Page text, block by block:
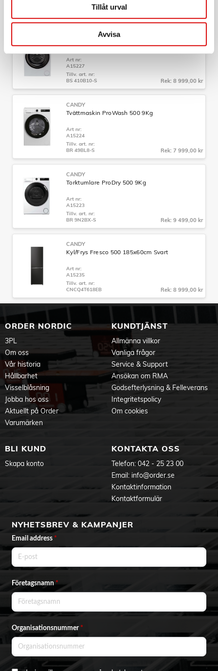
Tillåt urval
Avvisa
Tillv. art. nr:
CNCQ4T618EX
Tvättmaskin ProWash 700 10Kg
Art nr:
A15227
Tillv. art. nr:
BS 410B10-S
Rek: 8 999,00 kr
CANDY
Tvättmaskin ProWash 500 9Kg
Art nr:
A15224
Tillv. art. nr:
BR 49BL8-S
Rek: 7 999,00 kr
CANDY
Torktumlare ProDry 500 9Kg
Art nr:
A15223
Tillv. art. nr:
BR 9N2BX-S
Rek: 9 499,00 kr
CANDY
Kyl/Frys Fresco 500 185x60cm Svart
Art nr:
A15235
Tillv. art. nr:
CNCQ4T618EB
Rek: 8 999,00 kr
ORDER NORDIC
3PL
Om oss
Vår historia
Hållbarhet
Visselblåsning
Jobba hos oss
Aktuellt på Order
Varumärken
KUNDTJÄNST
Allmänna villkor
Vanliga frågor
Service & Support
Ansökan om RMA
Godsefterlysning & Felleverans
Integritetspolicy
Om cookies
BLI KUND
Skapa konto
KONTAKTA OSS
Telefon: 042 - 25 23 00
Email: info@order.se
Kontaktinformation
Kontaktformulär
NYHETSBREV & KAMPANJER
Email address *
Företagsnamn*
Organisationsnummer *